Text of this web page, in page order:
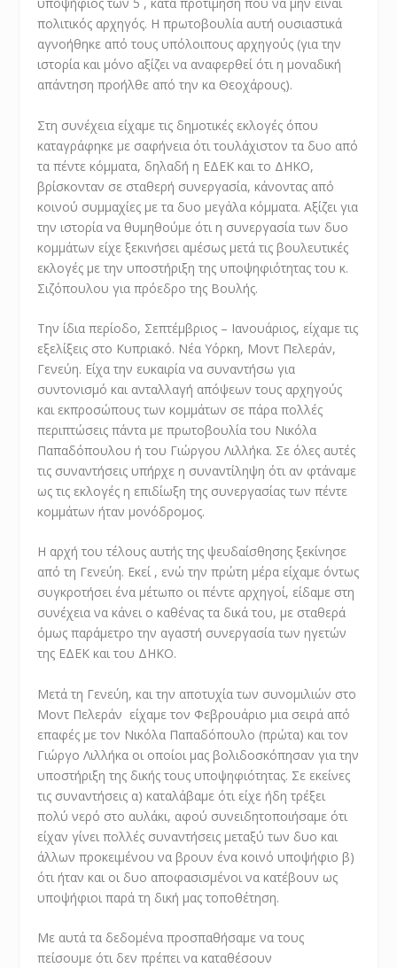
πολιτικός αρχηγός. Η πρωτοβουλία αυτή ουσιαστικά
αγνοήθηκε από τους υπόλοιπους αρχηγούς (για την
ιστορία και μόνο αξίζει να αναφερθεί ότι η μοναδική
απάντηση προήλθε από την κα Θεοχάρους).
Στη συνέχεια είχαμε τις δημοτικές εκλογές όπου
καταγράφηκε με σαφήνεια ότι τουλάχιστον τα δυο από
τα πέντε κόμματα, δηλαδή η ΕΔΕΚ και το ΔΗΚΟ,
βρίσκονταν σε σταθερή συνεργασία, κάνοντας από
κοινού συμμαχίες με τα δυο μεγάλα κόμματα. Αξίζει για
την ιστορία να θυμηθούμε ότι η συνεργασία των δυο
κομμάτων είχε ξεκινήσει αμέσως μετά τις βουλευτικές
εκλογές με την υποστήριξη της υποψηφιότητας του κ.
Σιζόπουλου για πρόεδρο της Βουλής.
Την ίδια περίοδο, Σεπτέμβριος – Ιανουάριος, είχαμε τις
εξελίξεις στο Κυπριακό. Νέα Υόρκη, Μοντ Πελεράν,
Γενεύη. Είχα την ευκαιρία να συναντήσω για
συντονισμό και ανταλλαγή απόψεων τους αρχηγούς
και εκπροσώπους των κομμάτων σε πάρα πολλές
περιπτώσεις πάντα με πρωτοβουλία του Νικόλα
Παπαδόπουλου ή του Γιώργου Λιλλήκα. Σε όλες αυτές
τις συναντήσεις υπήρχε η συναντίληψη ότι αν φτάναμε
ως τις εκλογές η επιδίωξη της συνεργασίας των πέντε
κομμάτων ήταν μονόδρομος.
Η αρχή του τέλους αυτής της ψευδαίσθησης ξεκίνησε
από τη Γενεύη. Εκεί , ενώ την πρώτη μέρα είχαμε όντως
συγκροτήσει ένα μέτωπο οι πέντε αρχηγοί, είδαμε στη
συνέχεια να κάνει ο καθένας τα δικά του, με σταθερά
όμως παράμετρο την αγαστή συνεργασία των ηγετών
της ΕΔΕΚ και του ΔΗΚΟ.
Μετά τη Γενεύη, και την αποτυχία των συνομιλιών στο
Μοντ Πελεράν είχαμε τον Φεβρουάριο μια σειρά από
επαφές με τον Νικόλα Παπαδόπουλο (πρώτα) και τον
Γιώργο Λιλλήκα οι οποίοι μας βολιδοσκόπησαν για την
υποστήριξη της δικής τους υποψηφιότητας. Σε εκείνες
τις συναντήσεις α) καταλάβαμε ότι είχε ήδη τρέξει
πολύ νερό στο αυλάκι, αφού συνειδητοποιήσαμε ότι
είχαν γίνει πολλές συναντήσεις μεταξύ των δυο και
άλλων προκειμένου να βρουν ένα κοινό υποψήφιο β)
ότι ήταν και οι δυο αποφασισμένοι να κατέβουν ως
υποψήφιοι παρά τη δική μας τοποθέτηση.
Με αυτά τα δεδομένα προσπαθήσαμε να τους
πείσουμε ότι δεν πρέπει να καταθέσουν